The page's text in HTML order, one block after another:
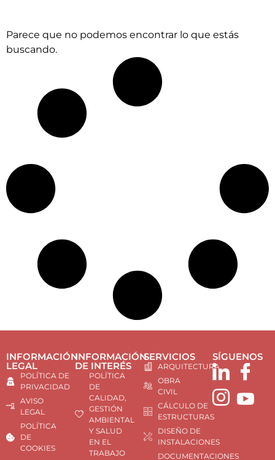
Parece que no podemos encontrar lo que estás
buscando.
INFORMACIÓN
LEGAL
POLÍTICA DE
PRIVACIDAD
AVISO
LEGAL
POLÍTICA
DE
COOKIES
INFORMACIÓN
DE INTERÉS
POLÍTICA
DE
CALIDAD,
GESTIÓN
AMBIENTAL
Y SALUD
EN EL
TRABAJO
SERVICIOS
ARQUITECTURA
OBRA
CIVIL
CÁLCULO DE
ESTRUCTURAS
DISEÑO DE
INSTALACIONES
DOCUMENTACIONES
SÍGUENOS